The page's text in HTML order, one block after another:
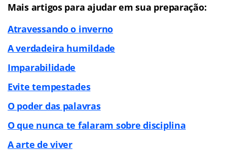
Mais artigos para ajudar em sua preparação:
Atravessando o inverno
A verdadeira humildade
Imparabilidade
Evite tempestades
O poder das palavras
O que nunca te falaram sobre disciplina
A arte de viver